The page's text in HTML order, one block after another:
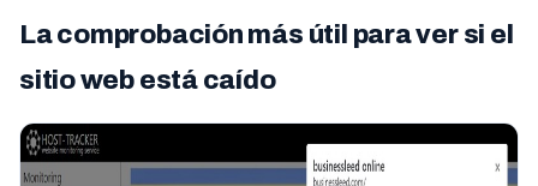
La comprobación más útil para ver si el
sitio web está caído